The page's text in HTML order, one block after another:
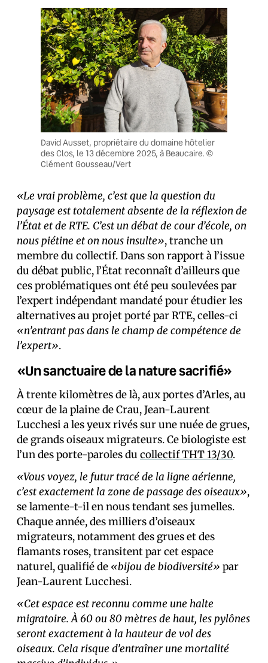
David Ausset, propriétaire du domaine hôtelier
des Clos, le 13 décembre 2025, à Beaucaire. ©
Clément Gousseau/Vert
«Le vrai problème, c’est que la question du
paysage est totalement absente de la réflexion de
l’État et de RTE. C’est un débat de cour d’école, on
nous piétine et on nous insulte», tranche un
membre du collectif. Dans son rapport à l’issue
du débat public, l’État reconnaît d’ailleurs que
ces problématiques ont été peu soulevées par
l’expert indépendant mandaté pour étudier les
alternatives au projet porté par RTE, celles-ci
«n’entrant pas dans le champ de compétence de
l’expert».
«Un sanctuaire de la nature sacrifié»
À trente kilomètres de là, aux portes d’Arles, au
cœur de la plaine de Crau, Jean-Laurent
Lucchesi a les yeux rivés sur une nuée de grues,
de grands oiseaux migrateurs. Ce biologiste est
l’un des porte-paroles du collectif THT 13/30.
«Vous voyez, le futur tracé de la ligne aérienne,
c’est exactement la zone de passage des oiseaux»,
se lamente-t-il en nous tendant ses jumelles.
Chaque année, des milliers d’oiseaux
migrateurs, notamment des grues et des
flamants roses, transitent par cet espace
naturel, qualifié de «bijou de biodiversité» par
Jean-Laurent Lucchesi.
«Cet espace est reconnu comme une halte
migratoire. À 60 ou 80 mètres de haut, les pylônes
seront exactement à la hauteur de vol des
oiseaux. Cela risque d’entraîner une mortalité